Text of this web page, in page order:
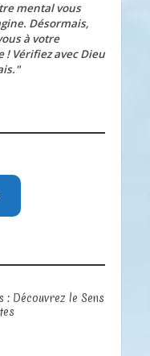
mental vous
Désormais,
à votre
Vérifiez avec Dieu
: Découvrez le Sens